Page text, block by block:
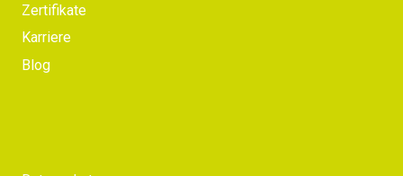
Zertifikate
Karriere
Blog